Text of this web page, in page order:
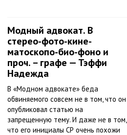
Модный адвокат. В
стерео-фото-кине-
матоскопо-био-фоно и
проч. – графе — Тэффи
Надежда
В «Модном адвокате» беда
обвиняемого совсем не в том, что он
опубликовал статью на
запрещенную тему. И даже не в том,
что его инициалы СР очень похожи